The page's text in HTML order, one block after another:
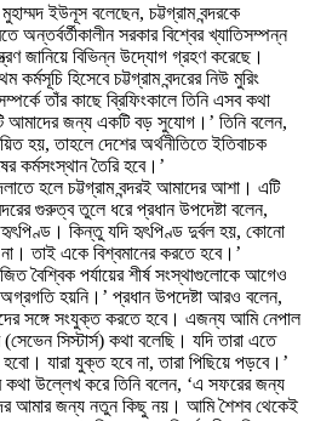
ইউনূস বলেছেন, চট্টগ্রাম বন্দরকে
অন্তর্বর্তীকালীন সরকার বিশ্বের খ্যাতিসম্পন্ন
জানিয়ে বিভিন্ন উদ্যোগ গ্রহণ করেছে।
কর্মসূচি হিসেবে চট্টগ্রাম বন্দরের নিউ মুরিং
তাঁর কাছে ব্রিফিংকালে তিনি এসব কথা
জন্য একটি বড় সুযোগ।’ তিনি বলেন,
হয়, তাহলে দেশের অর্থনীতিতে ইতিবাচক
কর্মসংস্থান তৈরি হবে।’
হলে চট্টগ্রাম বন্দরই আমাদের আশা। এটি
গুরুত্ব তুলে ধরে প্রধান উপদেষ্টা বলেন,
হৃৎপিণ্ড। কিন্তু যদি হৃৎপিণ্ড দুর্বল হয়, কোনো
তাই একে বিশ্বমানের করতে হবে।’
বৈশ্বিক পর্যায়ের শীর্ষ সংস্থাগুলোকে আগেও
হয়নি।’ প্রধান উপদেষ্টা আরও বলেন,
সঙ্গে সংযুক্ত করতে হবে। এজন্য আমি নেপাল
সিস্টার্স) কথা বলেছি। যদি তারা এতে
যারা যুক্ত হবে না, তারা পিছিয়ে পড়বে।’
কথা উল্লেখ করে তিনি বলেন, ‘এ সফরের জন্য
আমার জন্য নতুন কিছু নয়। আমি শৈশব থেকেই